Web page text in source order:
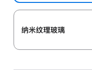
纳米纹理玻璃